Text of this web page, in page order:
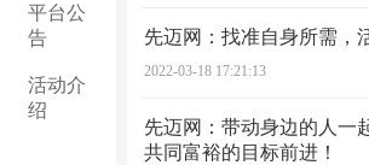
平台公
告
活动介
绍
先迈网：找准自身所需，
2022-03-18 17:21:13
先迈网：带动身边的人一
共同富裕的目标前进！